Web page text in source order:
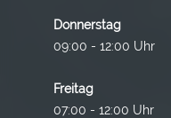
Donnerstag
09:00 - 12:00
Freitag
07:00 -